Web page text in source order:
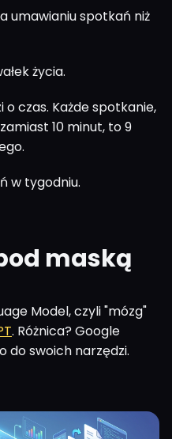
umawianiu spotkań niż
życia.
o czas. Każde spotkanie,
10 minut, to 9
w tygodniu.
maską
Model, czyli "mózg"
. Różnica? Google
do swoich narzędzi.